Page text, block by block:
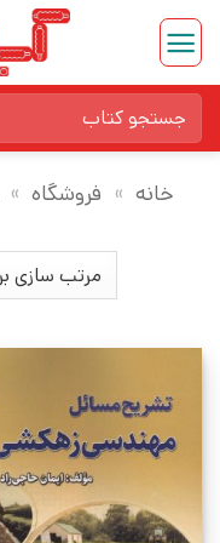
Skip
content
برای:
خانه » فروشگاه »